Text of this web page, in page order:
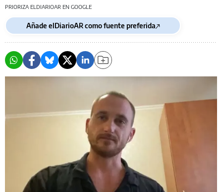
PRIORIZA ELDIARIOAR EN GOOGLE
Añade elDiarioAR como fuente preferida